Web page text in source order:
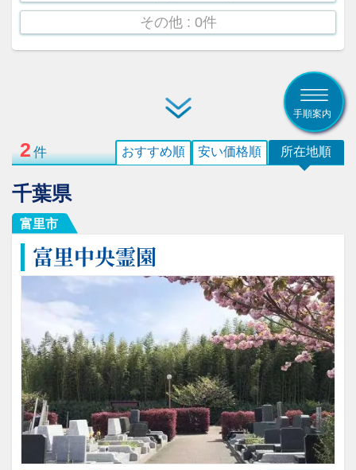
その他 : 0件
手順案内
2件 所在地順
安い価格順
おすすめ順
千葉県
富里市
富里中央霊園